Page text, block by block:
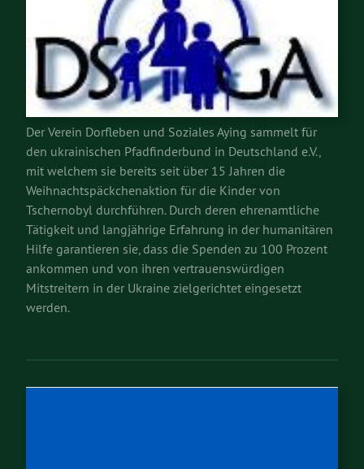
Der Verein Dorfleben und Soziales Aying sammelt für
den ukrainischen Pfadfinderbund in Deutschland e.V.,
mit welchem sie bereits seit über 15 Jahren die
Weihnachtspäckchenaktion für die Kinder von
Tschernobyl durchführen. Durch deren ehrenamtliche
Tätigkeit und langjährige Erfahrung in der humanitären
Hilfe garantieren sie, dass die Spenden zu 100 Prozent
ankommen und von ihren vertrauenswürdigen
Mitstreitern in der Ukraine zielgerichtet eingesetzt
werden.